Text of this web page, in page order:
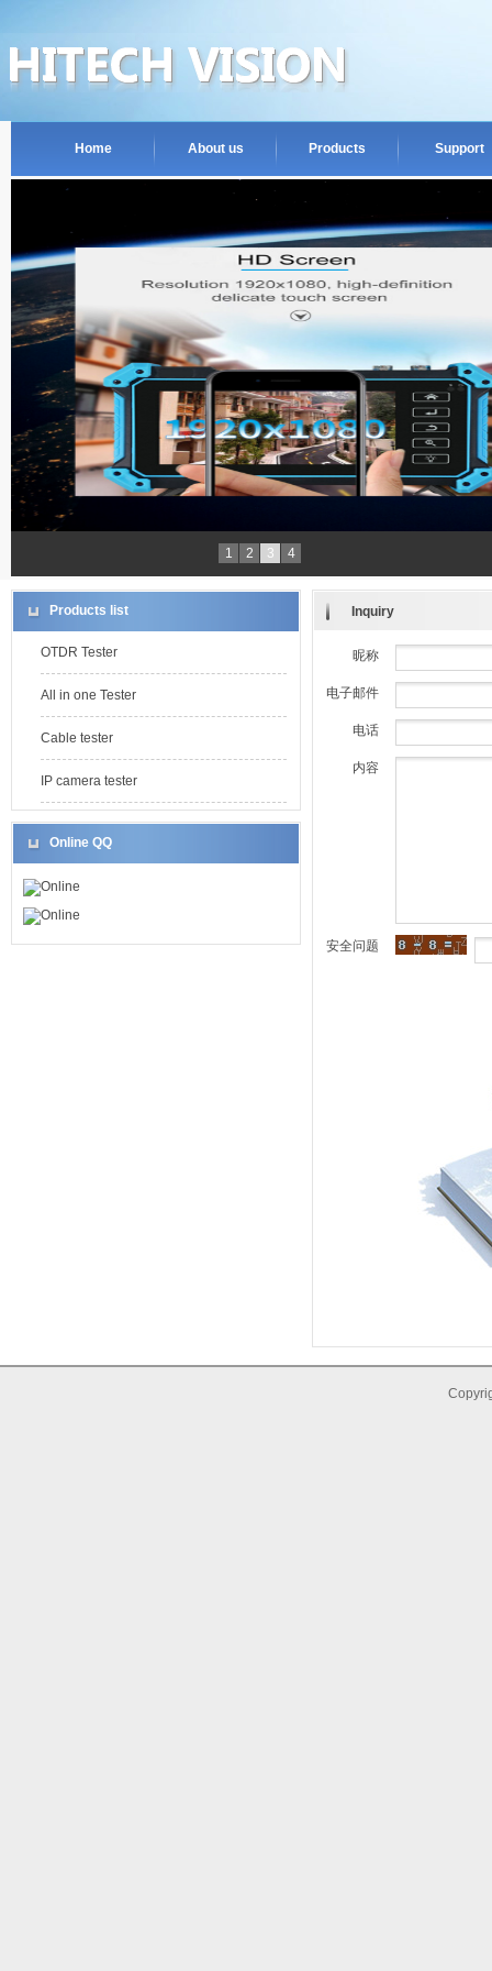
Home About us Products Support
1 2 3 4
Products list
OTDR Tester
All in one Tester
Cable tester
IP camera tester
Online QQ
Online
Online
Inquiry
昵称
电子邮件
电话
内容
安全问题